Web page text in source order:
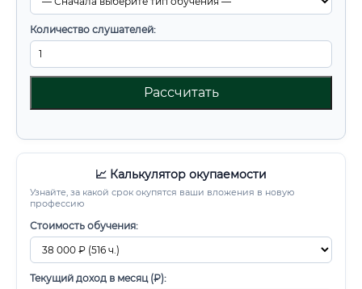
Количество слушателей:
Рассчитать
📈 Калькулятор окупаемости
Узнайте, за какой срок окупятся ваши вложения в новую
профессию
Стоимость обучения:
Текущий доход в месяц (₽):